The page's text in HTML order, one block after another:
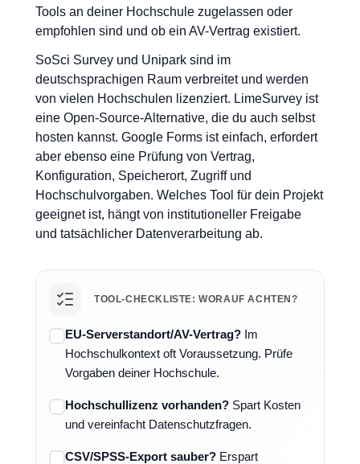
Tools an deiner Hochschule zugelassen oder
empfohlen sind und ob ein AV-Vertrag existiert.
SoSci Survey und Unipark sind im
deutschsprachigen Raum verbreitet und werden
von vielen Hochschulen lizenziert. LimeSurvey ist
eine Open-Source-Alternative, die du auch selbst
hosten kannst. Google Forms ist einfach, erfordert
aber ebenso eine Prüfung von Vertrag,
Konfiguration, Speicherort, Zugriff und
Hochschulvorgaben. Welches Tool für dein Projekt
geeignet ist, hängt von institutioneller Freigabe
und tatsächlicher Datenverarbeitung ab.
TOOL-CHECKLISTE: WORAUF ACHTEN?
EU-Serverstandort/AV-Vertrag? Im
Hochschulkontext oft Voraussetzung. Prüfe
Vorgaben deiner Hochschule.
Hochschullizenz vorhanden? Spart Kosten
und vereinfacht Datenschutzfragen.
CSV/SPSS-Export sauber? Erspart